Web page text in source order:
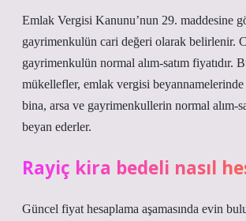
Emlak Vergisi Kanunu’nun 29. maddesine
gayrimenkulün cari değeri olarak belirlenir.
gayrimenkulün normal alım-satım fiyatıdır.
mükellefler, emlak vergisi beyannamelerinde
bina, arsa ve gayrimenkullerin normal alım-
beyan ederler.
Rayiç kira bedeli nasıl
Güncel fiyat hesaplama aşamasında evin